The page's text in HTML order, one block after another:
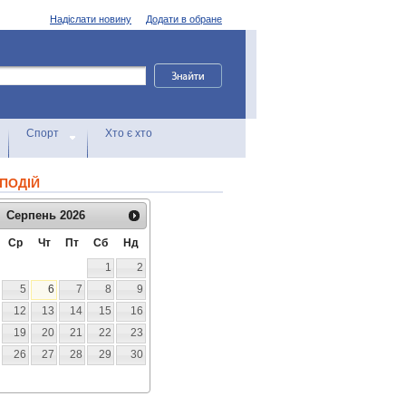
Додати в обране
Надіслати новину
Спорт Хто є хто
Серпень 2026
Ср Чт Пт Сб
Нд
1
2
5 6 7 8
9
12 13 14 15
16
19 20 21 22
23
26 27 28 29
30